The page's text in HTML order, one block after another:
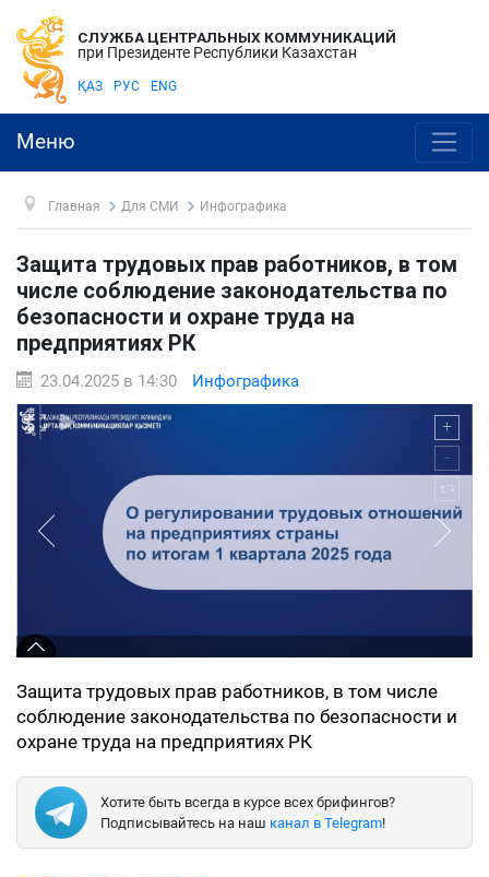
СЛУЖБА ЦЕНТРАЛЬНЫХ КОММУНИКАЦИЙ
при Президенте Республики Казахстан
ҚАЗ РУС ENG
Меню
Главная Для СМИ Инфографика
Защита трудовых прав работников, в том
числе соблюдение законодательства по
безопасности и охране труда на
предприятиях РК
23.04.2025 в 14:30 Инфографика
Защита трудовых прав работников, в том числе
соблюдение законодательства по безопасности и
охране труда на предприятиях РК
Хотите быть всегда в курсе всех брифингов?
Подписывайтесь на наш канал в Telegram!